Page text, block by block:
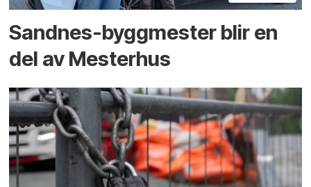
Sandnes-byggmester blir en
del av Mesterhus